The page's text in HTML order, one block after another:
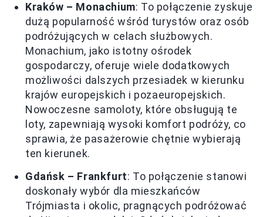
Kraków – Monachium: To połączenie zyskuje
dużą popularność wśród turystów oraz osób
podróżujących w celach służbowych.
Monachium, jako istotny ośrodek
gospodarczy, oferuje wiele dodatkowych
możliwości dalszych przesiadek w kierunku
krajów europejskich i pozaeuropejskich.
Nowoczesne samoloty, które obsługują te
loty, zapewniają wysoki komfort podróży, co
sprawia, że pasażerowie chętnie wybierają
ten kierunek.
Gdańsk – Frankfurt: To połączenie stanowi
doskonały wybór dla mieszkańców
Trójmiasta i okolic, pragnących podróżować